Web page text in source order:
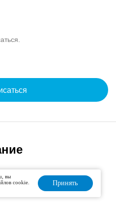
проспект, д. 22
вы
cookie.
Принять